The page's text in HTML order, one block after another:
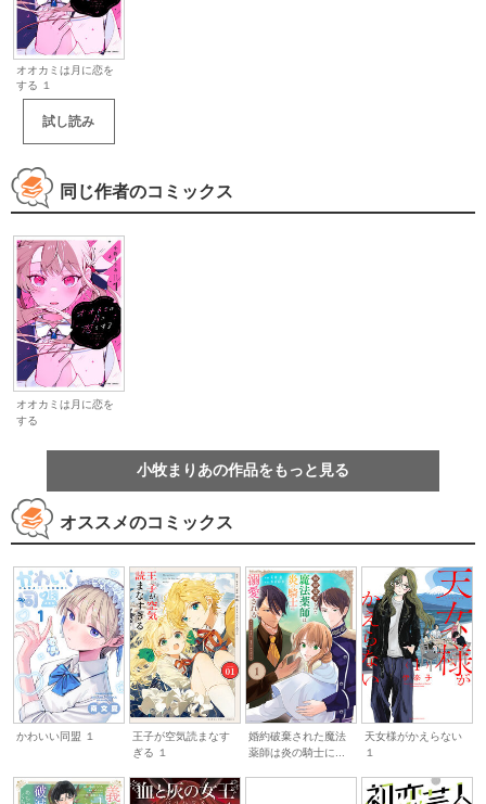
オオカミは月に恋を
する １
試し読み
同じ作者のコミックス
オオカミは月に恋を
する
小牧まりあの作品をもっと見る
オススメのコミックス
かわいい同盟 １
王子が空気読まなす
ぎる １
婚約破棄された魔法
薬師は炎の騎士に...
天女様がかえらない
１